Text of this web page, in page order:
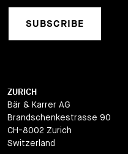
SUBSCRIBE
ZURICH
Bär & Karrer AG
Brandschenkestrasse 90
CH-8002 Zurich
Switzerland